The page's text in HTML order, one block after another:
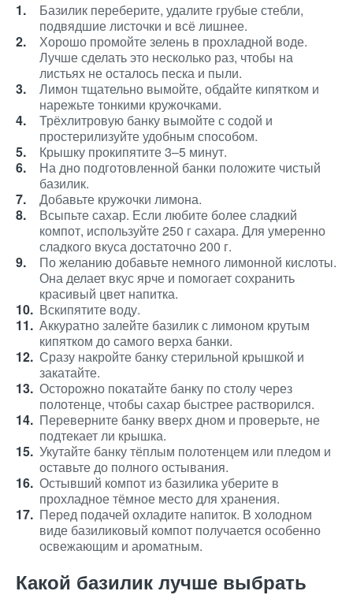
Базилик переберите, удалите грубые стебли,
подвядшие листочки и всё лишнее.
Хорошо промойте зелень в прохладной воде.
Лучше сделать это несколько раз, чтобы на
листьях не осталось песка и пыли.
Лимон тщательно вымойте, обдайте кипятком и
нарежьте тонкими кружочками.
Трёхлитровую банку вымойте с содой и
простерилизуйте удобным способом.
Крышку прокипятите 3–5 минут.
На дно подготовленной банки положите чистый
базилик.
Добавьте кружочки лимона.
Всыпьте сахар. Если любите более сладкий
компот, используйте 250 г сахара. Для умеренно
сладкого вкуса достаточно 200 г.
По желанию добавьте немного лимонной кислоты.
Она делает вкус ярче и помогает сохранить
красивый цвет напитка.
Вскипятите воду.
Аккуратно залейте базилик с лимоном крутым
кипятком до самого верха банки.
Сразу накройте банку стерильной крышкой и
закатайте.
Осторожно покатайте банку по столу через
полотенце, чтобы сахар быстрее растворился.
Переверните банку вверх дном и проверьте, не
подтекает ли крышка.
Укутайте банку тёплым полотенцем или пледом и
оставьте до полного остывания.
Остывший компот из базилика уберите в
прохладное тёмное место для хранения.
Перед подачей охладите напиток. В холодном
виде базиликовый компот получается особенно
освежающим и ароматным.
Какой базилик лучше выбрать